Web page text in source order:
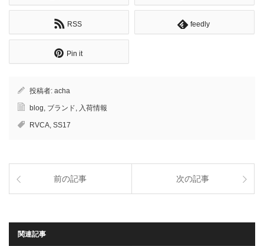
RSS feedly
Pin it
投稿者: acha
blog, ブランド, 入荷情報
RVCA, SS17
前の記事 次の記事
関連記事